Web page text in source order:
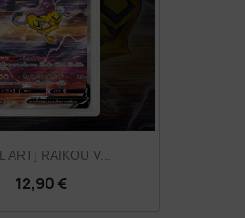
ART] RAIKOU V...
12,90 €